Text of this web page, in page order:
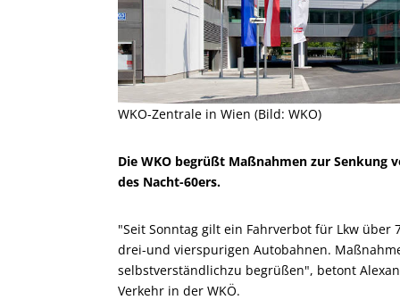
WKO-Zentrale in Wien (Bild: WKO)
Die WKO begrüßt Maßnahmen zur
des Nacht-60ers.
"Seit Sonntag gilt ein Fahrverbot für Lkw
drei-und vierspurigen Autobahnen.
selbstverständlichzu begrüßen", betont
Verkehr in der WKÖ.